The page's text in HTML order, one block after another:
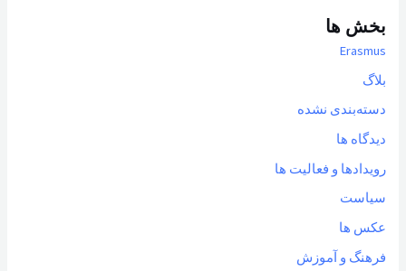
بخش ها
Erasmus
بلاگ
دسته‌بندی نشده
دیدگاه ها
رویدادها و فعالیت ها
سیاست
عکس ها
فرهنگ و آموزش